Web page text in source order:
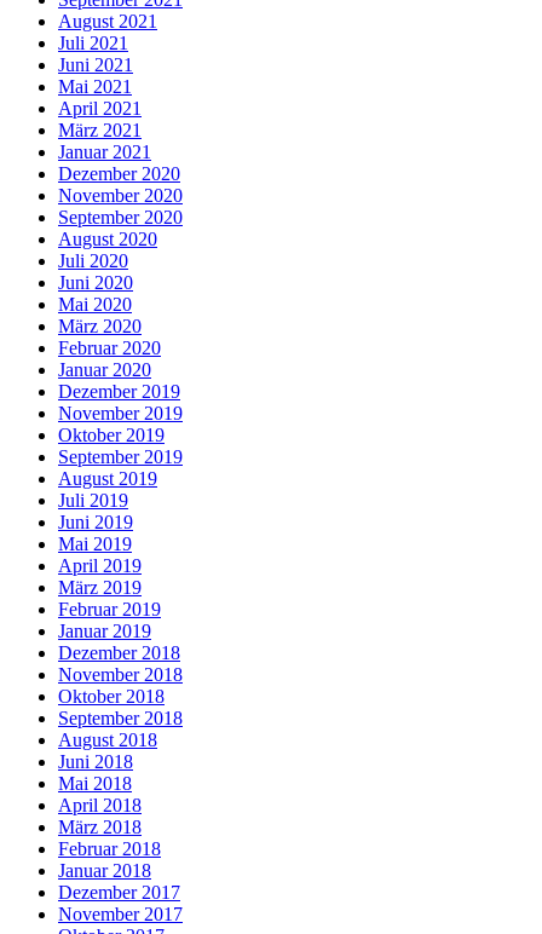
August 2021
Juli 2021
Juni 2021
Mai 2021
April 2021
März 2021
Januar 2021
Dezember 2020
November 2020
September 2020
August 2020
Juli 2020
Juni 2020
Mai 2020
März 2020
Februar 2020
Januar 2020
Dezember 2019
November 2019
Oktober 2019
September 2019
August 2019
Juli 2019
Juni 2019
Mai 2019
April 2019
März 2019
Februar 2019
Januar 2019
Dezember 2018
November 2018
Oktober 2018
September 2018
August 2018
Juni 2018
Mai 2018
April 2018
März 2018
Februar 2018
Januar 2018
Dezember 2017
November 2017